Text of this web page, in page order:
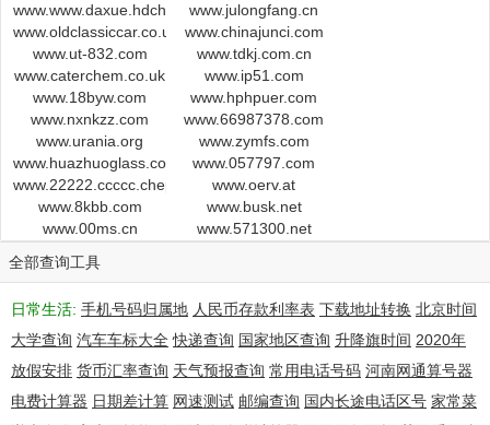
www.www.daxue.hdchina.netwww.julongfang.cn
www.oldclassiccar.co.uk
www.chinajunci.com
www.ut-832.com
www.tdkj.com.cn
www.caterchem.co.uk
www.ip51.com
www.18byw.com
www.hphpuer.com
www.nxnkzz.com
www.66987378.com
www.urania.org
www.zymfs.com
www.huazhuoglass.com
www.057797.com
www.22222.ccccc.chepaizhao7.orgwww.oerv.at
www.8kbb.com
www.busk.net
www.00ms.cn
www.571300.net
全部查询工具
日常生活: 手机号码归属地 人民币存款利率表 下载地址转换 北京时间
大学查询 汽车车标大全 快递查询 国家地区查询 升降旗时间 2020年
放假安排 货币汇率查询 天气预报查询 常用电话号码 河南网通算号器
电费计算器 日期差计算 网速测试 邮编查询 国内长途电话区号 家常菜